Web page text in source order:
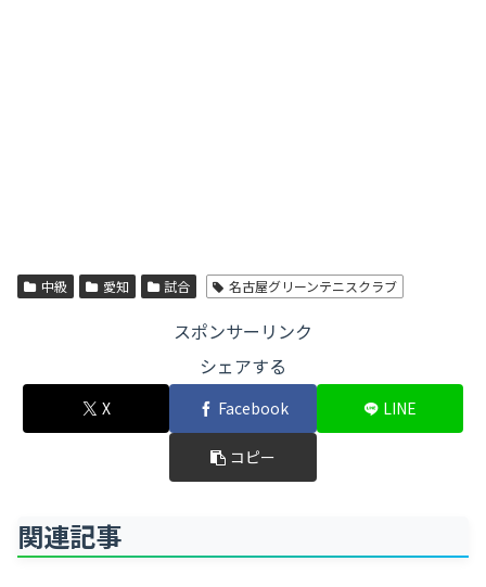
中級 愛知 試合 名古屋グリーンテニスクラブ
スポンサーリンク
シェアする
X Facebook LINE
コピー
関連記事